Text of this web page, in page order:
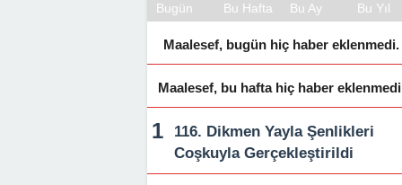
Bugün Bu Hafta Bu Ay Bu Yıl
Maalesef, bugün hiç haber eklenmedi.
Maalesef, bu hafta hiç haber
116. Dikmen Yayla Şenlikleri
Coşkuyla Gerçekleştirildi